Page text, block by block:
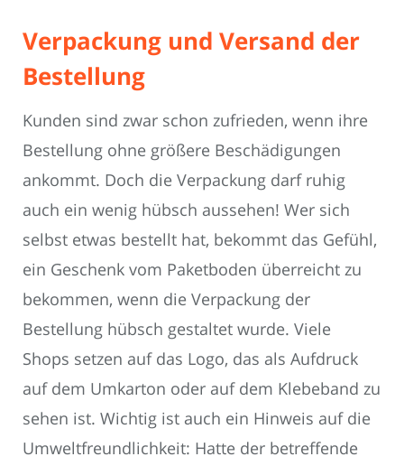
Verpackung und Versand der
Bestellung
Kunden sind zwar schon zufrieden, wenn ihre
Bestellung ohne größere Beschädigungen
ankommt. Doch die Verpackung darf ruhig
auch ein wenig hübsch aussehen! Wer sich
selbst etwas bestellt hat, bekommt das Gefühl,
ein Geschenk vom Paketboden überreicht zu
bekommen, wenn die Verpackung der
Bestellung hübsch gestaltet wurde. Viele
Shops setzen auf das Logo, das als Aufdruck
auf dem Umkarton oder auf dem Klebeband zu
sehen ist. Wichtig ist auch ein Hinweis auf die
Umweltfreundlichkeit: Hatte der betreffende